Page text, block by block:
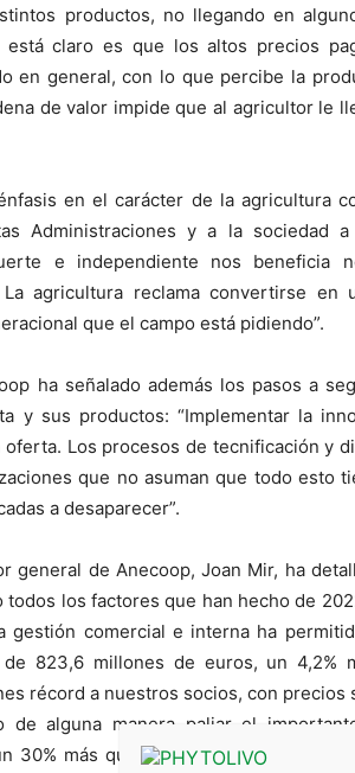
productos, no llegando en
está claro es que los altos precios
en general, con lo que percibe la
de valor impide que al agricultor le
en el carácter de la agricultura
Administraciones y a la sociedad
e independiente nos beneficia
agricultura reclama convertirse en
que el campo está pidiendo”.
ha señalado además los pasos a
y sus productos: “Implementar la
Los procesos de tecnificación y
que no asuman que todo esto
a desaparecer”.
general de Anecoop, Joan Mir, ha
todos los factores que han hecho de
gestión comercial e interna ha
823,6 millones de euros, un 4,2%
récord a nuestros socios, con precios
de alguna manera paliar el
30% más que en los últimos